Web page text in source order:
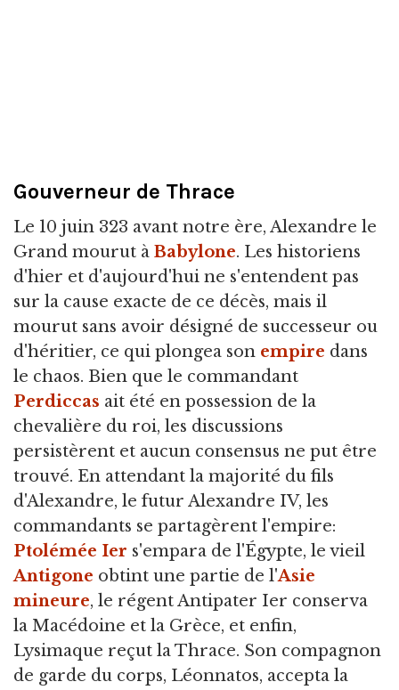
Gouverneur de Thrace
Le 10 juin 323 avant notre ère, Alexandre le
Grand mourut à Babylone. Les historiens
d'hier et d'aujourd'hui ne s'entendent pas
sur la cause exacte de ce décès, mais il
mourut sans avoir désigné de successeur ou
d'héritier, ce qui plongea son empire dans
le chaos. Bien que le commandant
Perdiccas ait été en possession de la
chevalière du roi, les discussions
persistèrent et aucun consensus ne put être
trouvé. En attendant la majorité du fils
d'Alexandre, le futur Alexandre IV, les
commandants se partagèrent l'empire:
Ptolémée Ier s'empara de l'Égypte, le vieil
Antigone obtint une partie de l'Asie
mineure, le régent Antipater Ier conserva
la Macédoine et la Grèce, et enfin,
Lysimaque reçut la Thrace. Son compagnon
de garde du corps, Léonnatos, accepta la